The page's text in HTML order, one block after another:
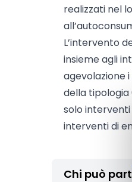
realizzati nel
L’intervento
insieme agli
agevolazione
della tipologia
solo interventi
interventi di
Chi può